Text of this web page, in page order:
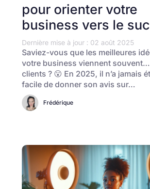
pour orienter votre
business vers le
Dernière mise à jour : 02 août 2025
Saviez-vous que les meilleures
votre business viennent
clients ? 😮 En 2025, il n’a jamais
facile de donner son avis sur…
Frédérique